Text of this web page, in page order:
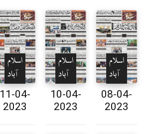
اسلام
آباد
11-04-
2023
اسلام
آباد
10-04-
2023
اسلام
آباد
08-04-
2023